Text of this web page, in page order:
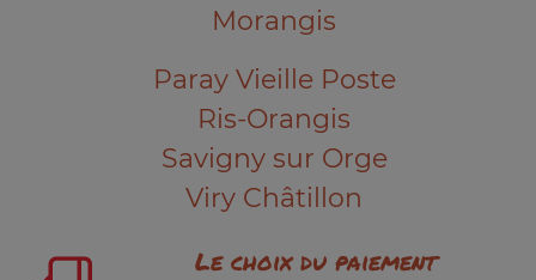
Morangis
Paray Vieille Poste
Ris-Orangis
Savigny sur Orge
Viry Châtillon
Le choix du paiement